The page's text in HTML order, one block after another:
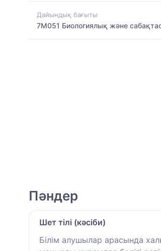
Дайындық бағыты
7M051 Биологиялық және
Пәндер
Шет тілі (кәсіби)
Білім алушылар арасында